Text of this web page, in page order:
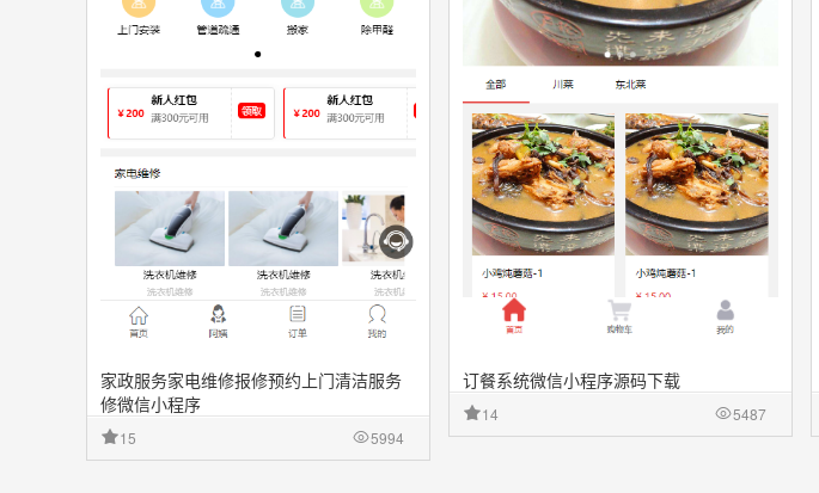
家政服务家电维修报修预约上门清洁服务
修微信小程序
5994
15
订餐系统微信小程序源码下载
5487
14